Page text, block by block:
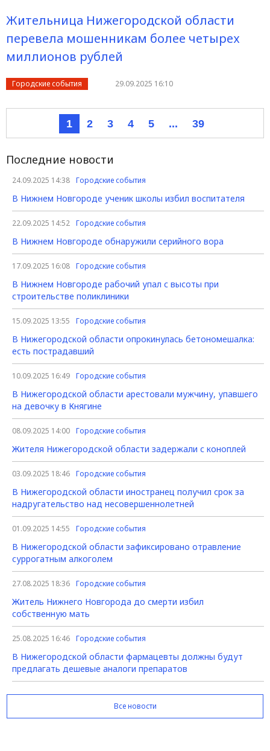
Жительница Нижегородской области
перевела мошенникам более четырех
миллионов рублей
Городские события 29.09.2025 16:10
1 2 3 4 5 ... 39
Последние новости
24.09.2025 14:38 Городские события
В Нижнем Новгороде ученик школы избил воспитателя
22.09.2025 14:52 Городские события
В Нижнем Новгороде обнаружили серийного вора
17.09.2025 16:08 Городские события
В Нижнем Новгороде рабочий упал с высоты при
строительстве поликлиники
15.09.2025 13:55 Городские события
В Нижегородской области опрокинулась бетономешалка:
есть пострадавший
10.09.2025 16:49 Городские события
В Нижегородской области арестовали мужчину, упавшего
на девочку в Княгине
08.09.2025 14:00 Городские события
Жителя Нижегородской области задержали с коноплей
03.09.2025 18:46 Городские события
В Нижегородской области иностранец получил срок за
надругательство над несовершеннолетней
01.09.2025 14:55 Городские события
В Нижегородской области зафиксировано отравление
суррогатным алкоголем
27.08.2025 18:36 Городские события
Житель Нижнего Новгорода до смерти избил
собственную мать
25.08.2025 16:46 Городские события
В Нижегородской области фармацевты должны будут
предлагать дешевые аналоги препаратов
Все новости